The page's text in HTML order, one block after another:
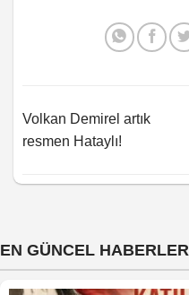
Volkan Demirel artık
resmen Hataylı!
EN GÜNCEL HABERLER